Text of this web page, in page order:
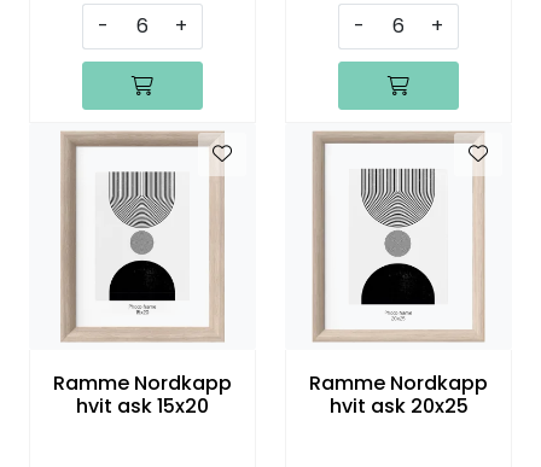
- + - +
Ramme Nordkapp
hvit ask 15x20
Ramme Nordkapp
hvit ask 20x25